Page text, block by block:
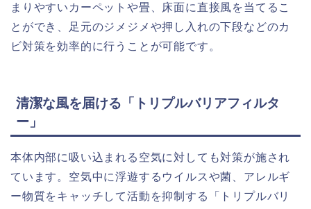
まりやすいカーペットや畳、床面に直接風を当てるこ
とができ、足元のジメジメや押し入れの下段などのカ
ビ対策を効率的に行うことが可能です。
清潔な風を届ける「トリプルバリアフィルタ
ー」
本体内部に吸い込まれる空気に対しても対策が施され
ています。空気中に浮遊するウイルスや菌、アレルギ
ー物質をキャッチして活動を抑制する「トリプルバリ